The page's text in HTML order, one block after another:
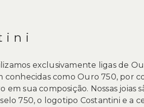
exclusivamente ligas de
conhecidas como Ouro 750, por
em sua composição. Nossas joias
750, o logotipo Costantini e a